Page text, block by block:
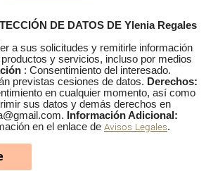
DE DATOS DE Ylenia Regales
a sus solicitudes y remitirle información
y servicios, incluso por medios
: Consentimiento del interesado.
previstas cesiones de datos. Derechos:
en cualquier momento, así como
sus datos y demás derechos en
Información Adicional:
en el enlace de Avisos Legales.